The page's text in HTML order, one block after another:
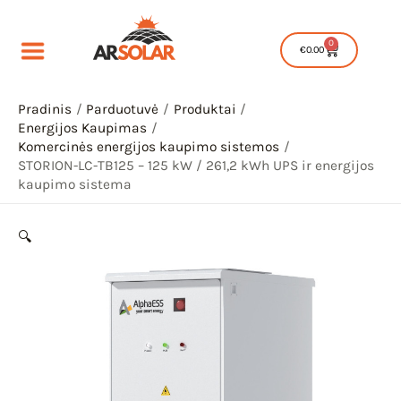
turinio
€0.00
0
Cart
Pradinis Parduotuvė
Produktai
Energijos Kaupimas
Komercinės energijos kaupimo sistemos
STORION-LC-TB125 – 125 kW / 261,2 kWh UPS ir energijos
kaupimo sistema
🔍
STORION-
TB125
–
125
kW
261,2
TB125
kW
/
261,2
kWh
ir